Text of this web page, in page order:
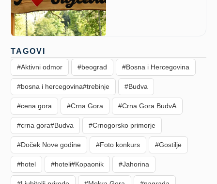
TAGOVI
#Aktivni odmor #beograd #Bosna i Hercegovina
#bosna i hercegovina#trebinje #Budva
#cena gora #Crna Gora #Crna Gora BudvA
#crna gora#Budva #Crnogorsko primorje
#Doček Nove godine #Foto konkurs #Gostilje
#hotel #hoteli#Kopaonik #Jahorina